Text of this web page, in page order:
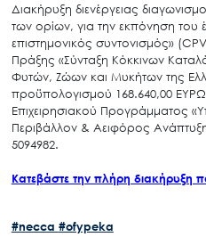
Διακήρυξη διενέργειας
των ορίων, για την εκπόνηση του
επιστημονικός συντονισμός»
Πράξης «Σύνταξη Κόκκινων
Φυτών, Ζώων και Μυκήτων της
προϋπολογισμού 168.640,00
Επιχειρησιακού Προγράμματος
Περιβάλλον & Αειφόρος
5094982.
Κατεβάστε την πλήρη διακήρυξη
#necca #ofypeka